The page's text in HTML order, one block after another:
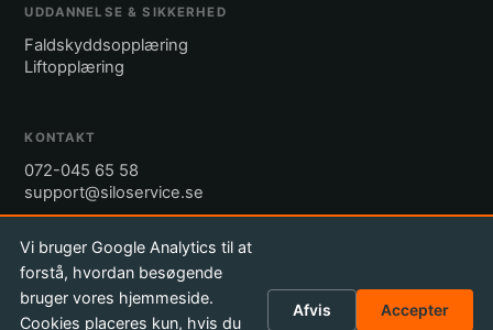
UDDANNELSE & SIKKERHED
Faldskyddsopplæring
Liftopplæring
KONTAKT
072-045 65 58
support@siloservice.se
Anmod om tilbud
Vi bruger Google Analytics til at
forstå, hvordan besøgende
bruger vores hjemmeside.
Cookies placeres kun, hvis du
Afvis Accepter